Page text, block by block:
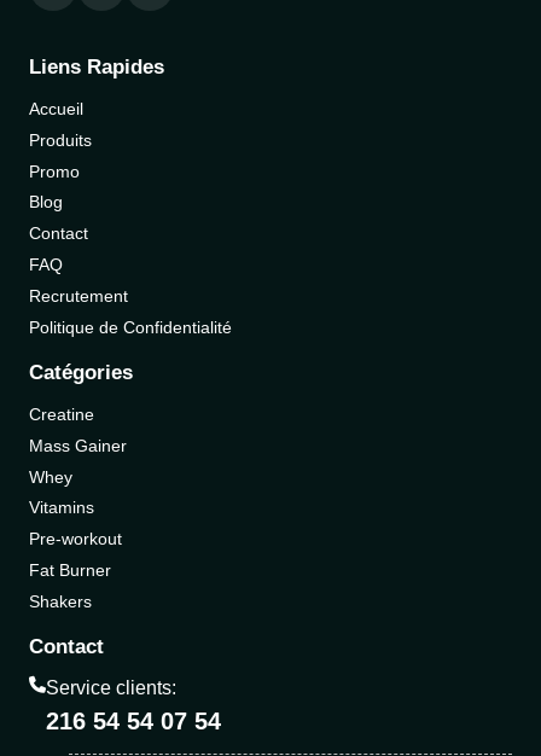
Liens Rapides
Accueil
Produits
Promo
Blog
Contact
FAQ
Recrutement
Politique de Confidentialité
Catégories
Creatine
Mass Gainer
Whey
Vitamins
Pre-workout
Fat Burner
Shakers
Contact
Service clients:
216 54 54 07 54